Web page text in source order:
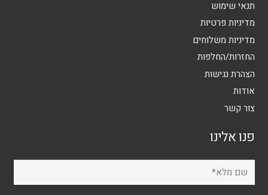
תנאי שימוש
מדיניות פרטיות
מדיניות משלוחים
החזרות/החלפות
הצהרת נגישות
אודות
צור קשר
פנו אלינו